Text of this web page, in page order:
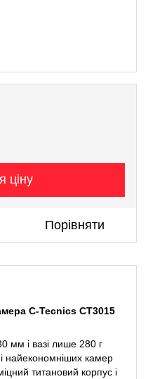
ціну
Порівняти
C-Tecnics CT3015
мм і вазі лише 280 г
найекономніших камер
титановий корпус і